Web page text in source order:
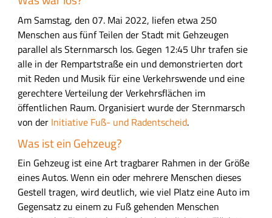
e
n
f
a
s
s
u
n
g
u
p
t
-
I
n
h
a
l
t
s
f
e
l
Am Samstag, den 07. Mai 2022, liefen etwa 250
Menschen aus fünf Teilen der Stadt mit Gehzeugen
parallel als Sternmarsch los. Gegen 12:45 Uhr trafen sie
alle in der Rempartstraße ein und demonstrierten dort
mit Reden und Musik für eine Verkehrswende und eine
gerechtere Verteilung der Verkehrsflächen im
öffentlichen Raum. Organisiert wurde der Sternmarsch
von derInitiative Fuß- und Radentscheid.
Was ist ein Gehzeug?
Ein Gehzeug ist eine Art tragbarer Rahmen in der Größe
eines Autos. Wenn ein oder mehrere Menschen dieses
Gestell tragen, wird deutlich, wie viel Platz eine Auto im
Gegensatz zu einem zu Fuß gehenden Menschen